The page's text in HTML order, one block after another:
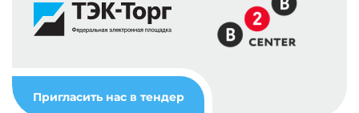
Пригласить нас в тендер